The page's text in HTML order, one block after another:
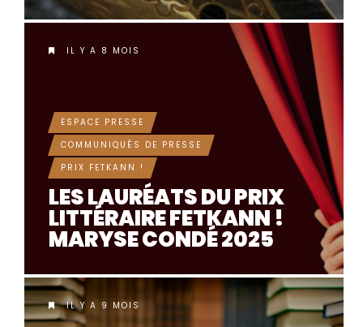
IL Y A 8 MOIS
ESPACE PRESSE
COMMUNIQUÉS DE PRESSE
PRIX FETKANN !
LES LAURÉATS DU PRIX
LITTÉRAIRE FETKANN !
MARYSE CONDÉ 2025
IL Y A 9 MOIS